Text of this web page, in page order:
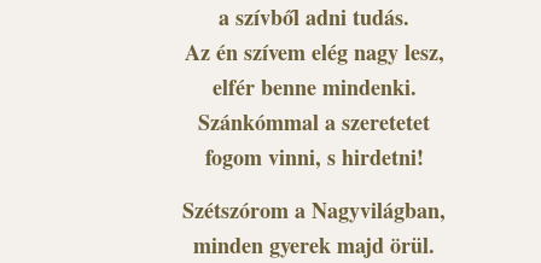
a szívből adni tudás.
Az én szívem elég nagy lesz,
elfér benne mindenki.
Szánkómmal a szeretetet
fogom vinni, s hirdetni!
Szétszórom a Nagyvilágban,
minden gyerek majd örül.